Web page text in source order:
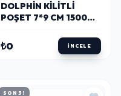
DOLPHIN KILITLI
POŞET 7*9 CM 1500
₺0 İNCELE
SON 3!